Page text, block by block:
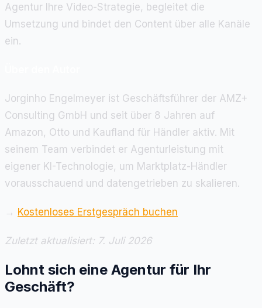
Agentur Ihre Video-Strategie, begleitet die
Umsetzung und bindet den Content über alle Kanäle
ein.
Jorginho Engelmeyer ist Geschäftsführer der AMZ+
Consulting GmbH und seit über 8 Jahren auf
Amazon, Otto und Kaufland für Händler aktiv. Mit
seinem Team verbindet er Agenturleistung mit
eigener KI-Technologie, um Marktplatz-Händler
vorausschauend und datengetrieben zu skalieren.
→ Kostenloses Erstgespräch buchen
Zuletzt aktualisiert: 7. Juli 2026
Lohnt sich eine Agentur für Ihr
Geschäft?